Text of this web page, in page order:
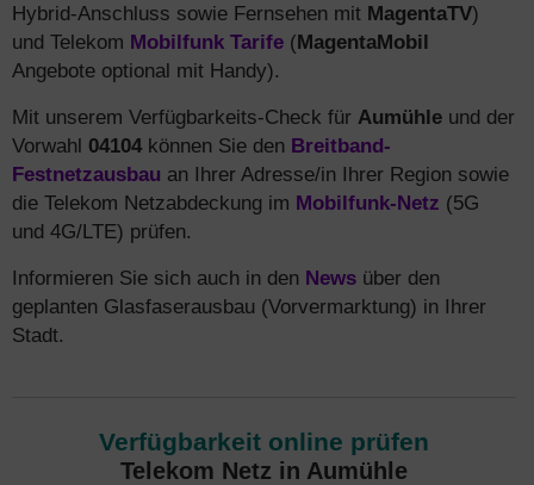
Hybrid-Anschluss sowie Fernsehen mit MagentaTV)
und Telekom Mobilfunk Tarife (MagentaMobil
Angebote optional mit Handy).
Mit unserem Verfügbarkeits-Check für Aumühle und der
Vorwahl 04104 können Sie den Breitband-
Festnetzausbau an Ihrer Adresse/in Ihrer Region sowie
die Telekom Netzabdeckung im Mobilfunk-Netz (5G
und 4G/LTE) prüfen.
Informieren Sie sich auch in den News über den
geplanten Glasfaserausbau (Vorvermarktung) in Ihrer
Stadt.
Verfügbarkeit online prüfen
Telekom Netz in Aumühle